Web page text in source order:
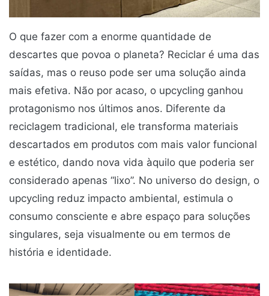
O que fazer com a enorme quantidade de
descartes que povoa o planeta? Reciclar é uma das
saídas, mas o reuso pode ser uma solução ainda
mais efetiva. Não por acaso, o upcycling ganhou
protagonismo nos últimos anos. Diferente da
reciclagem tradicional, ele transforma materiais
descartados em produtos com mais valor funcional
e estético, dando nova vida àquilo que poderia ser
considerado apenas “lixo”. No universo do design, o
upcycling reduz impacto ambiental, estimula o
consumo consciente e abre espaço para soluções
singulares, seja visualmente ou em termos de
história e identidade.